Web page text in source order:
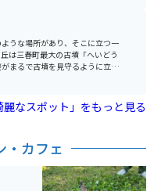
うな場所があり、そこに立つ一
は三春町最大の古墳「へいどう
まるで古墳を見守るように立っ
の良さから、近年写真家にも人
麗なスポット」をもっと見る
・カフェ